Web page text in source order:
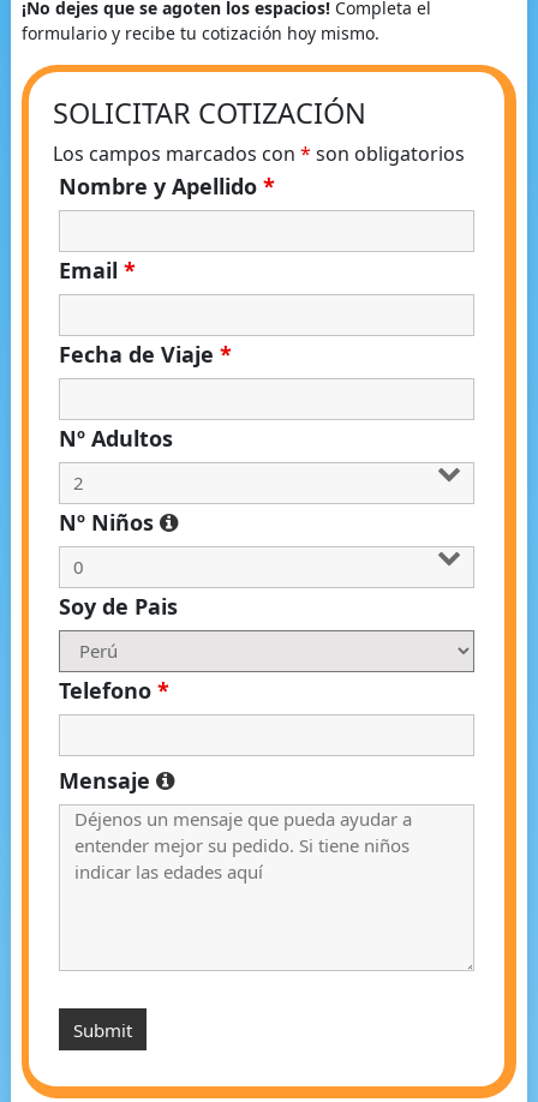
¡No dejes que se agoten los espacios!Completa el
formulario y recibe tu cotización hoy mismo.
SOLICITAR COTIZACIÓN
Los campos marcados con * son obligatorios
Nombre y Apellido *
Email *
Fecha de Viaje *
Nº Adultos
Nº Niños
Soy de Pais
Telefono *
Mensaje